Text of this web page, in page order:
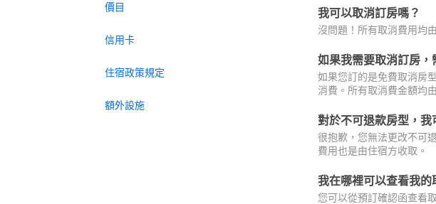
價目
信用卡
住宿政策規定
額外設施
我可以取消訂房嗎？
沒問題！所有取消費用均
如果我需要取消訂房，
如果您訂的是免費取消房
消費。所有取消費金額均
對於不可退款房型，我
很抱歉，您無法更改不可
費用也是由住宿方收取。
我在哪裡可以查看我的
您可以從預訂確認函查看